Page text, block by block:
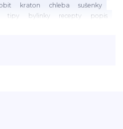
kraton chleba
sušenky
tipy bylinky recepty
popis